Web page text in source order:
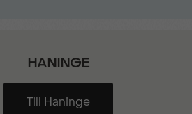
HANINGE
Till Haninge